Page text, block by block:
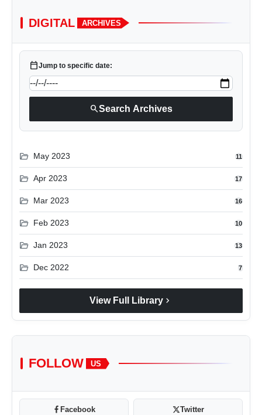
DIGITAL ARCHIVES
calendar_todayJump to specific date:
searchSearch Archives
folder_open May 2023 11
folder_open Apr 2023 17
folder_open Mar 2023 16
folder_open Feb 2023 10
folder_open Jan 2023 13
folder_open Dec 2022 7
View Full Library chevron_right
FOLLOW US
Facebook Twitter